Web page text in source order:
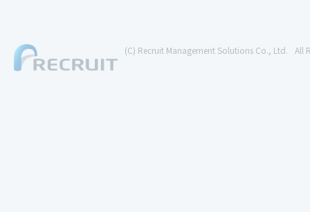
(C) Recruit Management Solutions Co., Ltd. All